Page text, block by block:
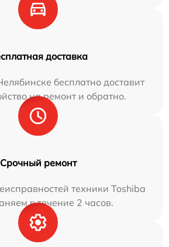
доставка
бесплатно доставит
на ремонт и обратно.
Срочный ремонт
техники Toshiba
в течение 2 часов.